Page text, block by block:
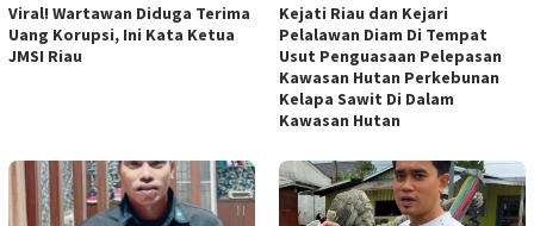
Viral! Wartawan Diduga Terima
Uang Korupsi, Ini Kata Ketua
JMSI Riau
Kejati Riau dan Kejari
Pelalawan Diam Di Tempat
Usut Penguasaan Pelepasan
Kawasan Hutan Perkebunan
Kelapa Sawit Di Dalam
Kawasan Hutan